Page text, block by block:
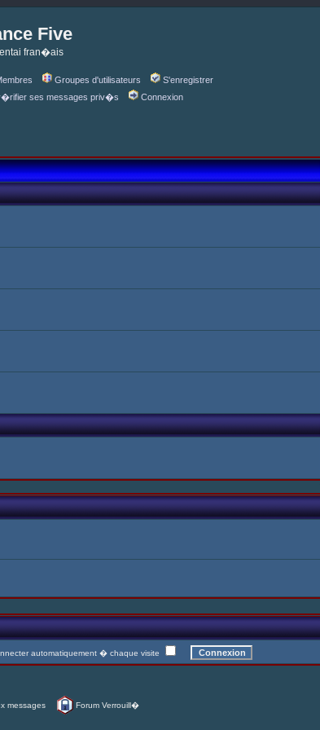
Five
fran�ais
Groupes d'utilisateurs
S'enregistrer
ses messages priv�s Connexion
automatiquement � chaque visite
messages Forum Verrouill�